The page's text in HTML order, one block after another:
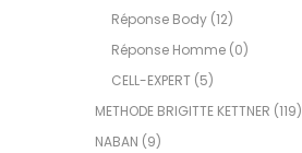
Réponse Body (12)
Réponse Homme (0)
CELL-EXPERT (5)
METHODE BRIGITTE KETTNER (119)
NABAN (9)